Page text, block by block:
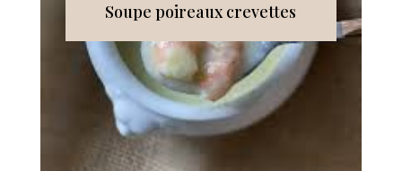
Soupe poireaux crevettes